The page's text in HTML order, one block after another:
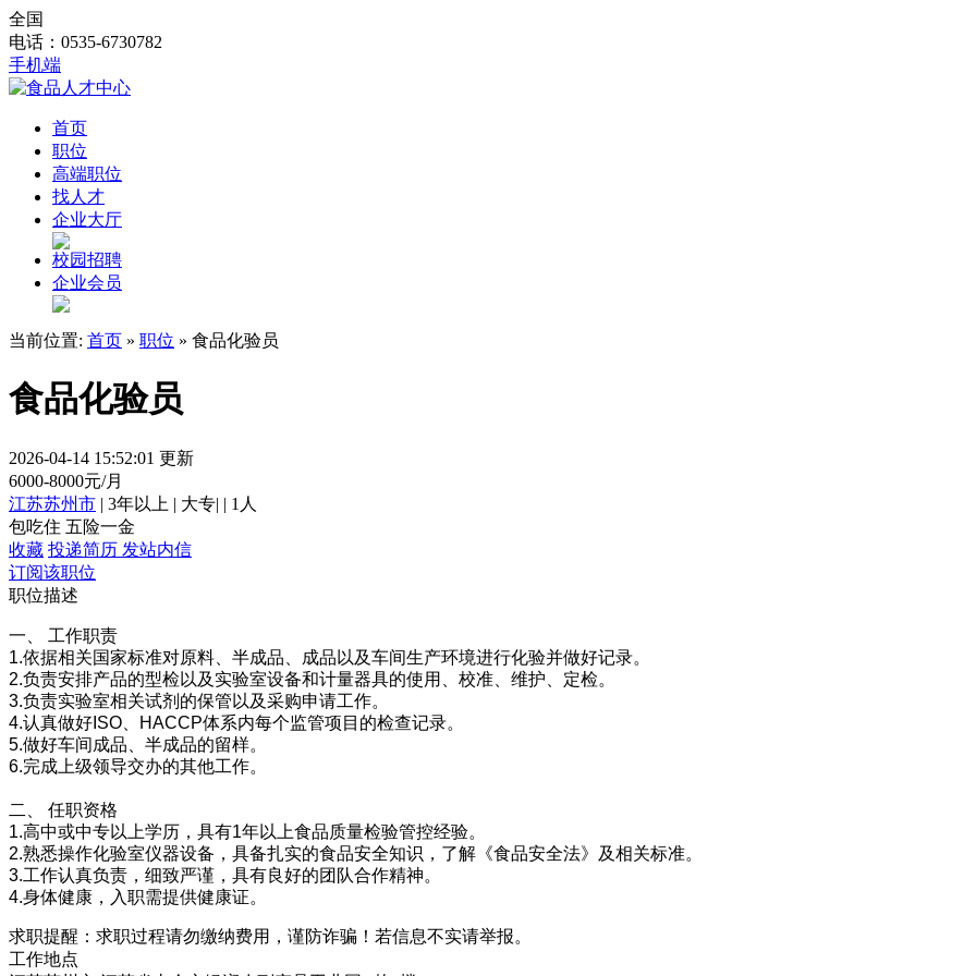
全国
电话：0535-6730782
手机端
首页
职位
高端职位
找人才
企业大厅
校园招聘
企业会员
当前位置: 首页 » 职位 » 食品化验员
食品化验员
2026-04-14 15:52:01 更新
6000-8000元/月
江苏苏州市 | 3年以上 | 大专| | 1人
包吃住 五险一金
收藏 投递简历 发站内信
订阅该职位
职位描述
一、 工作职责
1.依据相关国家标准对原料、半成品、成品以及车间生产环境进行化验并做好记录。
2.负责安排产品的型检以及实验室设备和计量器具的使用、校准、维护、定检。
3.负责实验室相关试剂的保管以及采购申请工作。
4.认真做好ISO、HACCP体系内每个监管项目的检查记录。
5.做好车间成品、半成品的留样。
6.完成上级领导交办的其他工作。
二、 任职资格
1.高中或中专以上学历，具有1年以上食品质量检验管控经验。
2.熟悉操作化验室仪器设备，具备扎实的食品安全知识，了解《食品安全法》及相关标准。
3.工作认真负责，细致严谨，具有良好的团队合作精神。
4.身体健康，入职需提供健康证。
求职提醒：求职过程请勿缴纳费用，谨防诈骗！若信息不实请举报。
工作地点